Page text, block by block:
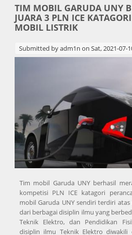
TIM MOBIL GARUDA UNY
JUARA 3 PLN ICE
MOBIL LISTRIK
Submitted byadm1n on Sat, 2021-07-
Tim mobil Garuda UNY berhasil
kompetisi PLN ICE katagori
mobil Garuda UNY sendiri terdiri
dari berbagai disiplin ilmu yang
Teknik Elektro, dan Pendidikan
disiplin ilmu Teknik Elektro diwakili